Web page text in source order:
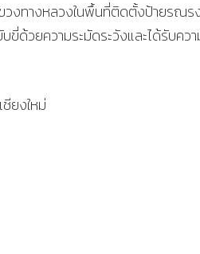
งทางหลวงในพื้นที่ติดตั้งป้ายรณร
ด้วยความระมัดระวังและได้รับคว
ยงใหม่